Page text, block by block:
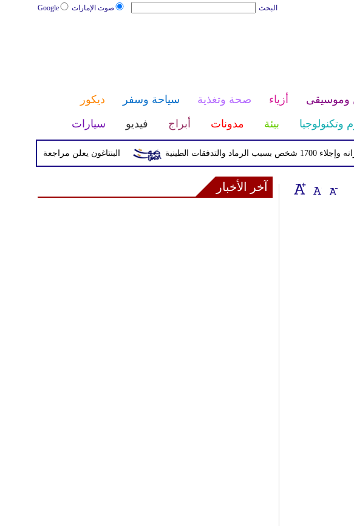
صوت الإمارات Google البحث
وموسيقى أزياء صحة وتغذية سياحة وسفر
ديكور
وتكنولوجيا بيئة مدونات أبراج فيديو سيارات
البنتاغون يعلن مراجعة التواجد العسكري
آخر الأخبار